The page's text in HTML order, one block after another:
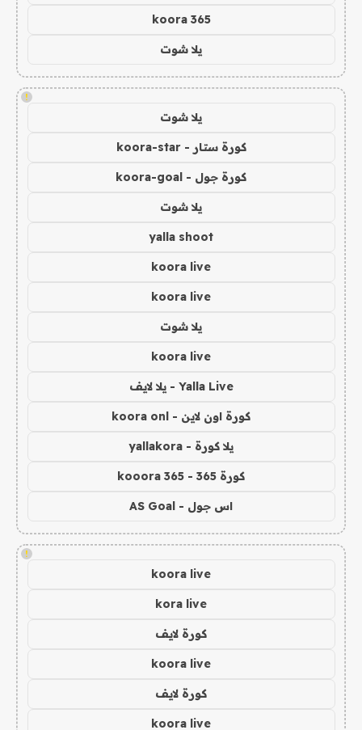
koora 365
يلا شوت
!
يلا شوت
كورة ستار - koora-star
كورة جول - koora-goal
يلا شوت
yalla shoot
koora live
koora live
يلا شوت
koora live
Yalla Live - يلا لايف
كورة اون لاين - koora onl
يلا كورة - yallakora
كورة 365 - kooora 365
اس جول - AS Goal
!
koora live
kora live
كورة لايف
koora live
كورة لايف
koora live